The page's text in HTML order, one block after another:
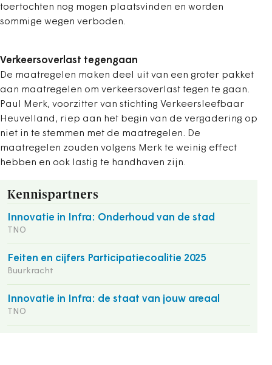
toertochten nog mogen plaatsvinden en worden
sommige wegen verboden.
Verkeersoverlast tegengaan
De maatregelen maken deel uit van een groter pakket
aan maatregelen om verkeersoverlast tegen te gaan.
Paul Merk, voorzitter van stichting Verkeersleefbaar
Heuvelland, riep aan het begin van de vergadering op
niet in te stemmen met de maatregelen. De
maatregelen zouden volgens Merk te weinig effect
hebben en ook lastig te handhaven zijn.
Kennispartners
Innovatie in Infra: Onderhoud van de stad
TNO
Feiten en cijfers Participatiecoalitie 2025
Buurkracht
Innovatie in Infra: de staat van jouw areaal
TNO